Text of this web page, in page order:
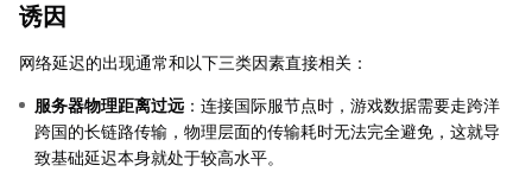
诱因
网络延迟的出现通常和以下三类因素直接相关：
服务器物理距离过远 ：连接国际服节点时，游戏数据需要走跨洋
跨国的长链路传输，物理层面的传输耗时无法完全避免，这就导
致基础延迟本身就处于较高水平。